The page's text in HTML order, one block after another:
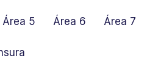
Área 5 Área 6 Área 7